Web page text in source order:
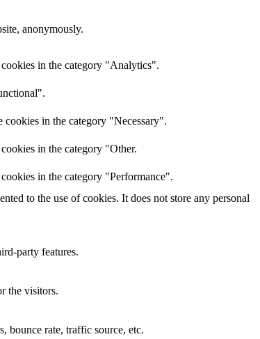
anonymously.
in the category "Analytics".
in the category "Necessary".
in the category "Other.
in the category "Performance".
to the use of cookies. It does not store any personal
party features.
the visitors.
bounce rate, traffic source, etc.